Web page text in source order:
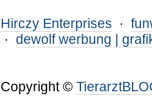
Hirczy Enterprises ·
· dewolf werbung |
Copyright ©